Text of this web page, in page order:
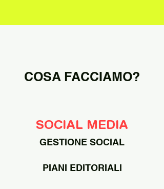
COSA FACCIAMO?
SOCIAL MEDIA
GESTIONE SOCIAL
PIANI EDITORIALI